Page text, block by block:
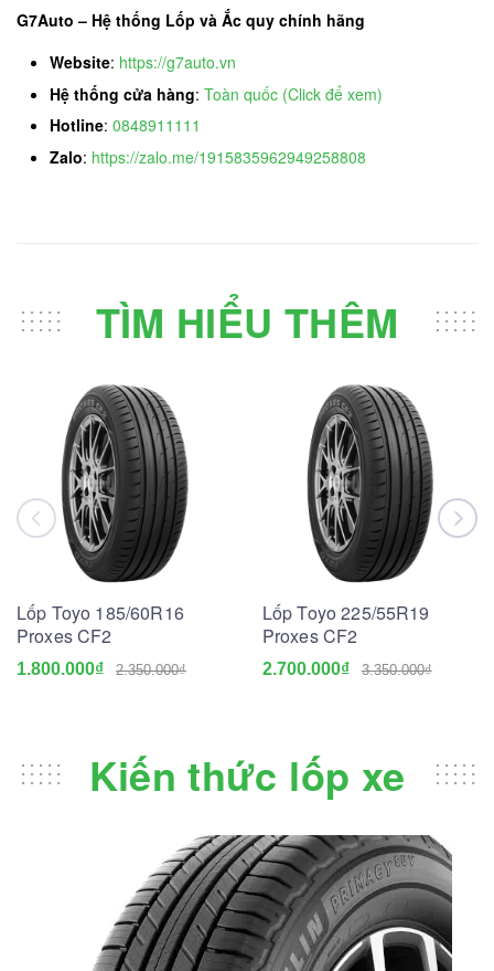
G7Auto – Hệ thống Lốp và Ắc quy chính hãng
Website: https://g7auto.vn
Hệ thống cửa hàng: Toàn quốc (Click để xem)
Hotline: 0848911111
Zalo: https://zalo.me/1915835962949258808
TÌM HIỂU THÊM
Lốp Toyo 185/60R16
Proxes CF2
1.800.000₫ 2.350.000₫
Lốp Toyo 225/55R19
Proxes CF2
2.700.000₫ 3.350.000₫
Kiến thức lốp xe